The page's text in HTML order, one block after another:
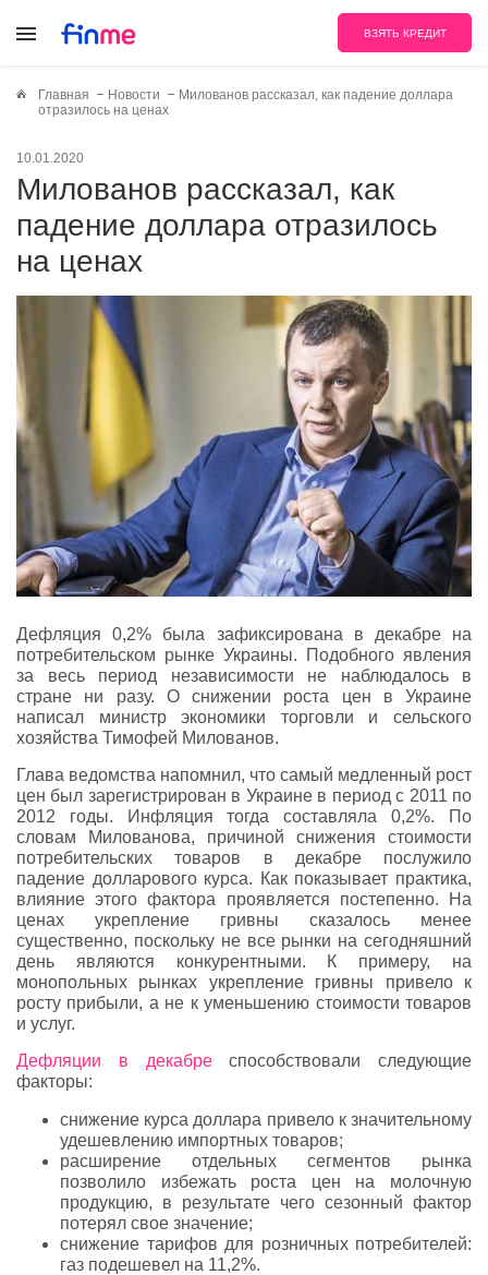
ВЗЯТЬ КРЕДИТ
Главная Новости
Милованов рассказал, как падение доллара
отразилось на ценах
10.01.2020
Милованов рассказал, как
падение доллара отразилось
на ценах
Дефляция 0,2% была зафиксирована в декабре на
потребительском рынке Украины. Подобного явления
за весь период независимости не наблюдалось в
стране ни разу. О снижении роста цен в Украине
написал министр экономики торговли и сельского
хозяйства Тимофей Милованов.
Глава ведомства напомнил, что самый медленный рост
цен был зарегистрирован в Украине в период с 2011 по
2012 годы. Инфляция тогда составляла 0,2%. По
словам Милованова, причиной снижения стоимости
потребительских товаров в декабре послужило
падение долларового курса. Как показывает практика,
влияние этого фактора проявляется постепенно. На
ценах укрепление гривны сказалось менее
существенно, поскольку не все рынки на сегодняшний
день являются конкурентными. К примеру, на
монопольных рынках укрепление гривны привело к
росту прибыли, а не к уменьшению стоимости товаров
и услуг.
Дефляции в декабреспособствовали следующие
факторы:
снижение курса доллара привело к значительному
удешевлению импортных товаров;
расширение отдельных сегментов рынка
позволило избежать роста цен на молочную
продукцию, в результате чего сезонный фактор
потерял свое значение;
снижение тарифов для розничных потребителей:
газ подешевел на 11,2%.